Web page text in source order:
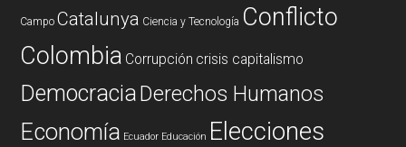
Campo Catalunya Ciencia y Tecnología Conflicto
Colombia Corrupción crisis capitalismo
DemocraciaDerechos Humanos
Economía Ecuador Educación Elecciones